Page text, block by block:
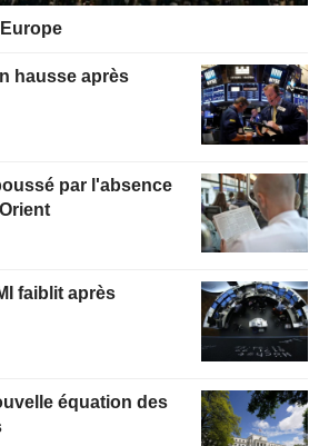
hausse après
par l'absence
faiblit après
équation des